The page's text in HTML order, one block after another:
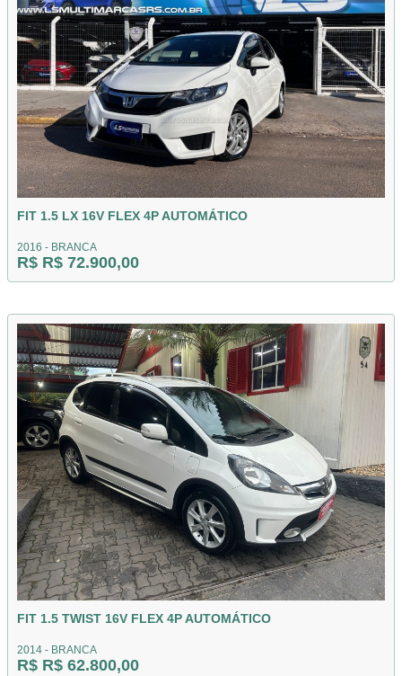
FIT 1.5 LX 16V FLEX 4P AUTOMÁTICO
2016 - BRANCA
R$ R$ 72.900,00
FIT 1.5 TWIST 16V FLEX 4P AUTOMÁTICO
2014 - BRANCA
R$ R$ 62.800,00